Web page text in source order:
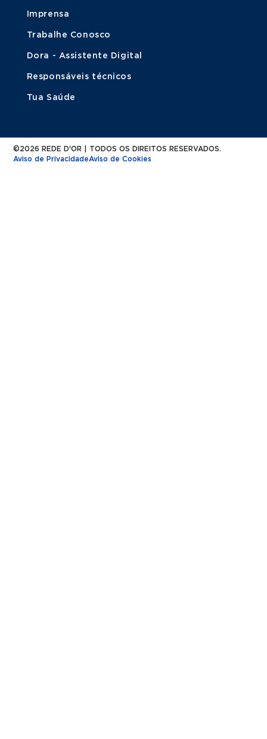
Imprensa
Trabalhe Conosco
Dora - Assistente Digital
Responsáveis técnicos
Tua Saúde
©2026 REDE D'OR | TODOS OS DIREITOS RESERVADOS.
Aviso de PrivacidadeAviso de Cookies